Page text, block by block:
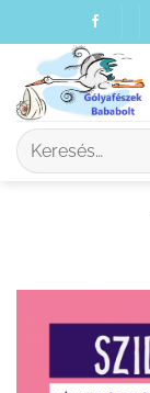
to
content
Keresés
a